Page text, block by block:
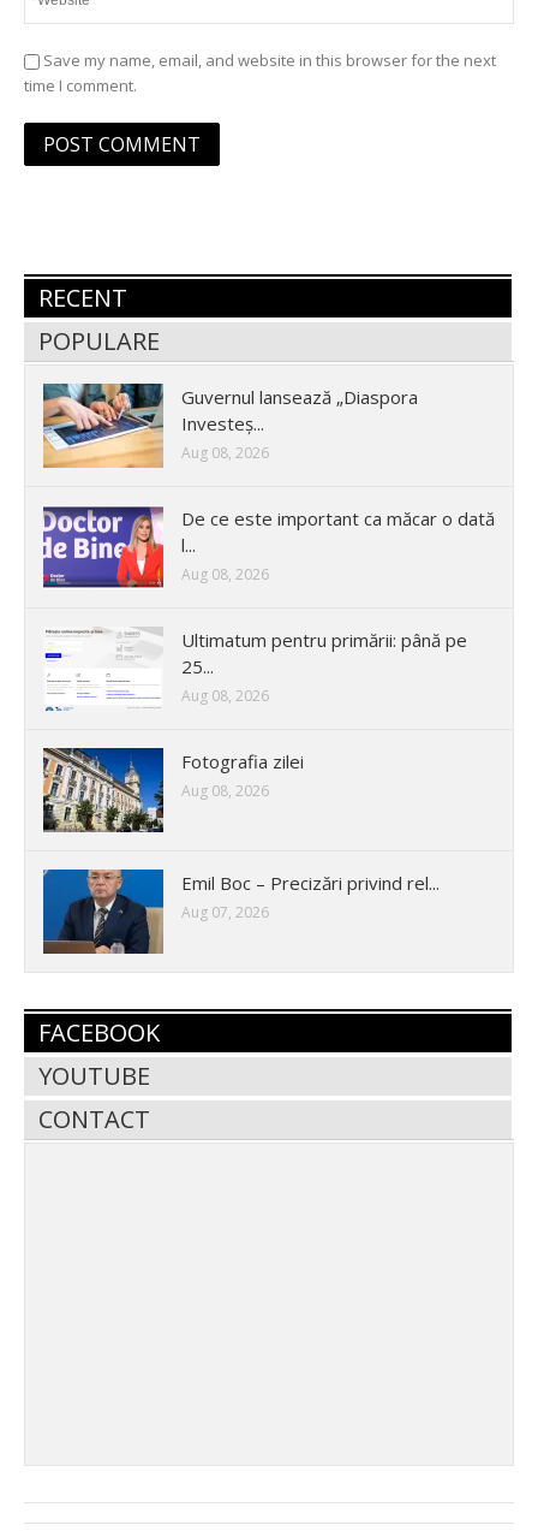
Save my name, email, and website in this browser for the next
time I comment.
RECENT
POPULARE
Guvernul lansează „Diaspora
Investeș...
Aug 08, 2026
De ce este important ca măcar o dată
l...
Aug 08, 2026
Ultimatum pentru primării: până pe
25...
Aug 08, 2026
Fotografia zilei
Aug 08, 2026
Emil Boc – Precizări privind rel...
Aug 07, 2026
FACEBOOK
YOUTUBE
CONTACT